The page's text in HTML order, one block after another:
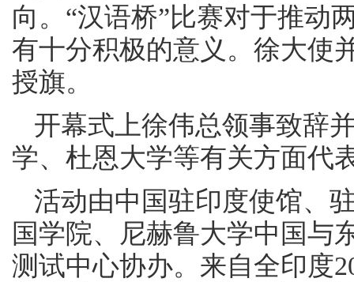
向。“汉语桥”比赛对于推动
有十分积极的意义。徐大使
授旗。
开幕式上徐伟总领事致辞
学、杜恩大学等有关方面代
活动由中国驻印度使馆、
国学院、尼赫鲁大学中国与
测试中心协办。来自全印度